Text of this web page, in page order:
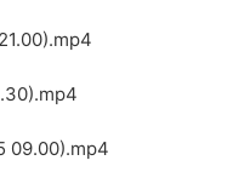
09.00).mp4